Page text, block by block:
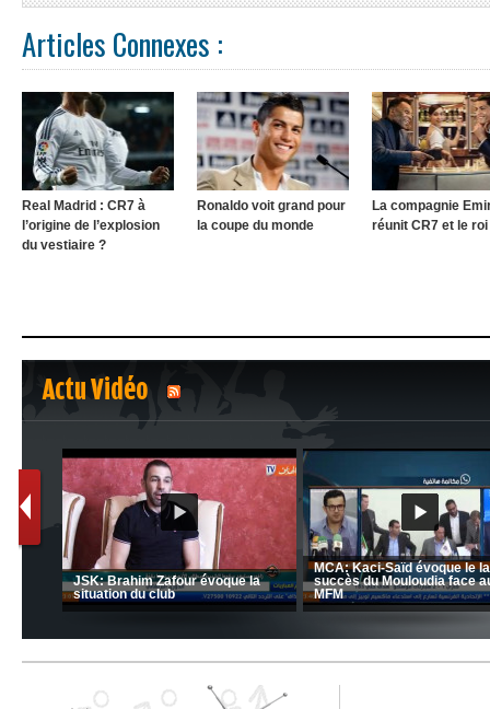
Articles Connexes :
Real Madrid : CR7 à
l’origine de l’explosion
du vestiaire ?
Ronaldo voit grand pour
la coupe du monde
La compagnie
réunit CR7 et le roi
Actu Vidéo
1 2
MCA: Kaci-Saïd évoque le
succès du Mouloudia face
MFM
JSK: Brahim Zafour évoque la
situation du club